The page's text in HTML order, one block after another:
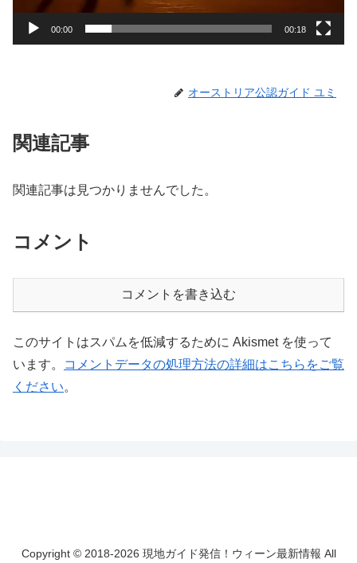
00:00 00:18
オーストリア公認ガイド ユミ
関連記事
関連記事は見つかりませんでした。
コメント
コメントを書き込む
このサイトはスパムを低減するために Akismet を使って
います。
コメントデータの処理方法の詳細はこちらをご覧
ください。
Copyright © 2018-2026 現地ガイド発信！ウィーン最新情報 All